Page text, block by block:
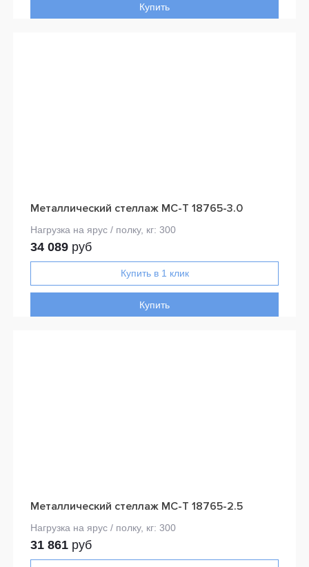
Купить
Металлический стеллаж МС-Т 18765-3.0
34 089 руб
Купить
Металлический стеллаж МС-Т 18765-2.5
31 861 руб